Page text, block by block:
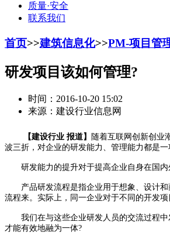
质量·安全
联系我们
首页>>建筑信息化>>PM-项目管
研发项目该如何管理?
时间：2016-10-20 15:02
来源：建设行业信息网
【建设行业 报道】 随着互联网创新创业
波三折，对企业的研发能力、管理能力都是一
研发能力的提升对于提高企业自身在国内
产品研发流程是指企业用于想象、设计和
流程来。实际上，同一企业对于不同的开发项
我们在与这些企业研发人员的交流过程中
才能有效地融为一体?